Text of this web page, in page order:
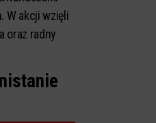
W akcji wzięli
oraz radny